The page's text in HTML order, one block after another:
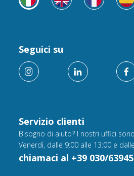
Servizio clienti
Bisogno di aiuto? I nostri uffici
Venerdì, dalle 9:00 alle 13:00 e
chiamaci al +39 030/
Seguici su